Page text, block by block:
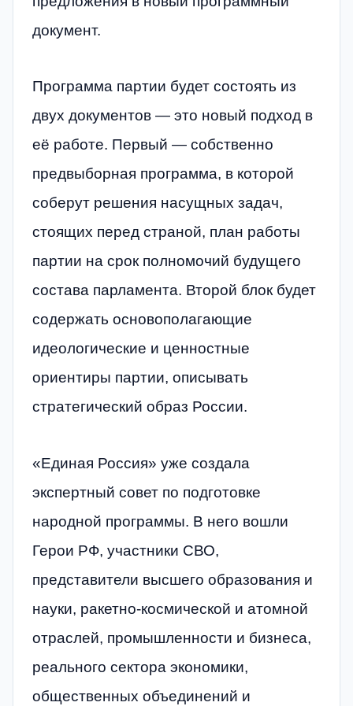
документ.
Программа партии будет состоять из
двух документов — это новый подход в
её работе. Первый — собственно
предвыборная программа, в которой
соберут решения насущных задач,
стоящих перед страной, план работы
партии на срок полномочий будущего
состава парламента. Второй блок будет
содержать основополагающие
идеологические и ценностные
ориентиры партии, описывать
стратегический образ России.
«Единая Россия» уже создала
экспертный совет по подготовке
народной программы. В него вошли
Герои РФ, участники СВО,
представители высшего образования и
науки, ракетно-космической и атомной
отраслей, промышленности и бизнеса,
реального сектора экономики,
общественных объединений и